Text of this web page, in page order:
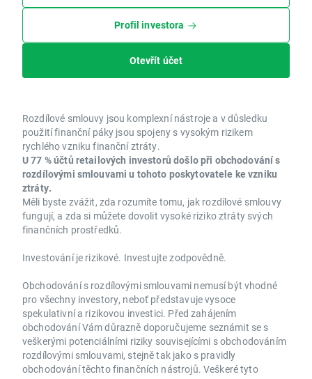
Profil investora
Otevřít účet
Rozdílové smlouvy jsou komplexní nástroje a v důsledku
použití finanční páky jsou spojeny s vysokým rizikem
rychlého vzniku finanční ztráty.
U 77 % účtů retailových investorů došlo při obchodování s
rozdílovými smlouvami u tohoto poskytovatele ke vzniku
ztráty.
Měli byste zvážit, zda rozumíte tomu, jak rozdílové smlouvy
fungují, a zda si můžete dovolit vysoké riziko ztráty svých
finančních prostředků.
Investování je rizikové. Investujte zodpovědně.
Obchodování s rozdílovými smlouvami nemusí být vhodné
pro všechny investory, neboť představuje vysoce
spekulativní a rizikovou investici. Před zahájením
obchodování Vám důrazně doporučujeme seznámit se s
veškerými potenciálními riziky souvisejícími s obchodováním
rozdílovými smlouvami, stejně tak jako s pravidly
obchodování těchto finančních nástrojů. Veškeré tyto